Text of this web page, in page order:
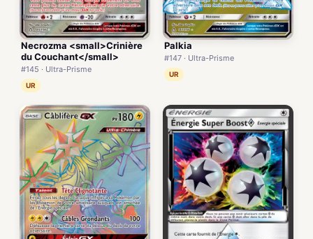
Necrozma <small>Crinière
du Couchant</small>
#145 · Ultra-Prisme
UR
Palkia
#147 · Ultra-Prisme
UR